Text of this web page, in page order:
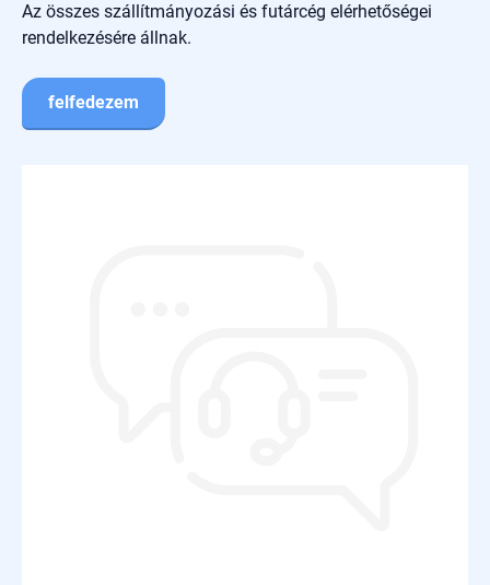
Az összes szállítmányozási és futárcég elérhetőségei
rendelkezésére állnak.
felfedezem